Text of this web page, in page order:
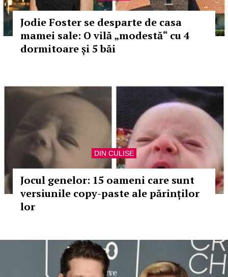
Jodie Foster se desparte de casa
mamei sale: O vilă „modestă“ cu 4
dormitoare și 5 băi
DIN CULISE
Jocul genelor: 15 oameni care sunt
versiunile copy-paste ale părinților
lor